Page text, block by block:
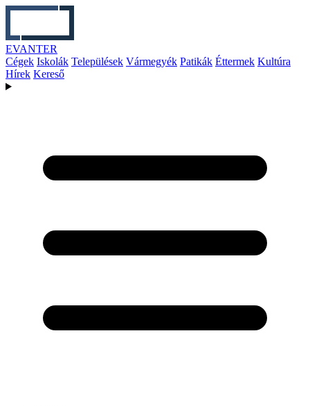
EVANTER
Cégek Iskolák Települések Vármegyék Patikák Éttermek Kultúra
Hírek Kereső